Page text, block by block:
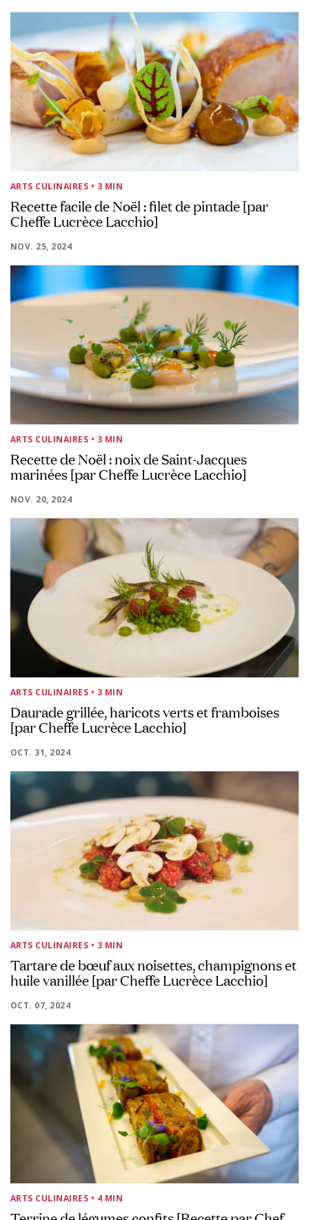
ARTS CULINAIRES • 3 MIN
Recette facile de Noël : filet de pintade [par
Cheffe Lucrèce Lacchio]
NOV. 25, 2024
ARTS CULINAIRES • 3 MIN
Recette de Noël : noix de Saint-Jacques
marinées [par Cheffe Lucrèce Lacchio]
NOV. 20, 2024
ARTS CULINAIRES • 3 MIN
Daurade grillée, haricots verts et framboises
[par Cheffe Lucrèce Lacchio]
OCT. 31, 2024
ARTS CULINAIRES • 3 MIN
Tartare de bœuf aux noisettes, champignons et
huile vanillée [par Cheffe Lucrèce Lacchio]
OCT. 07, 2024
ARTS CULINAIRES • 4 MIN